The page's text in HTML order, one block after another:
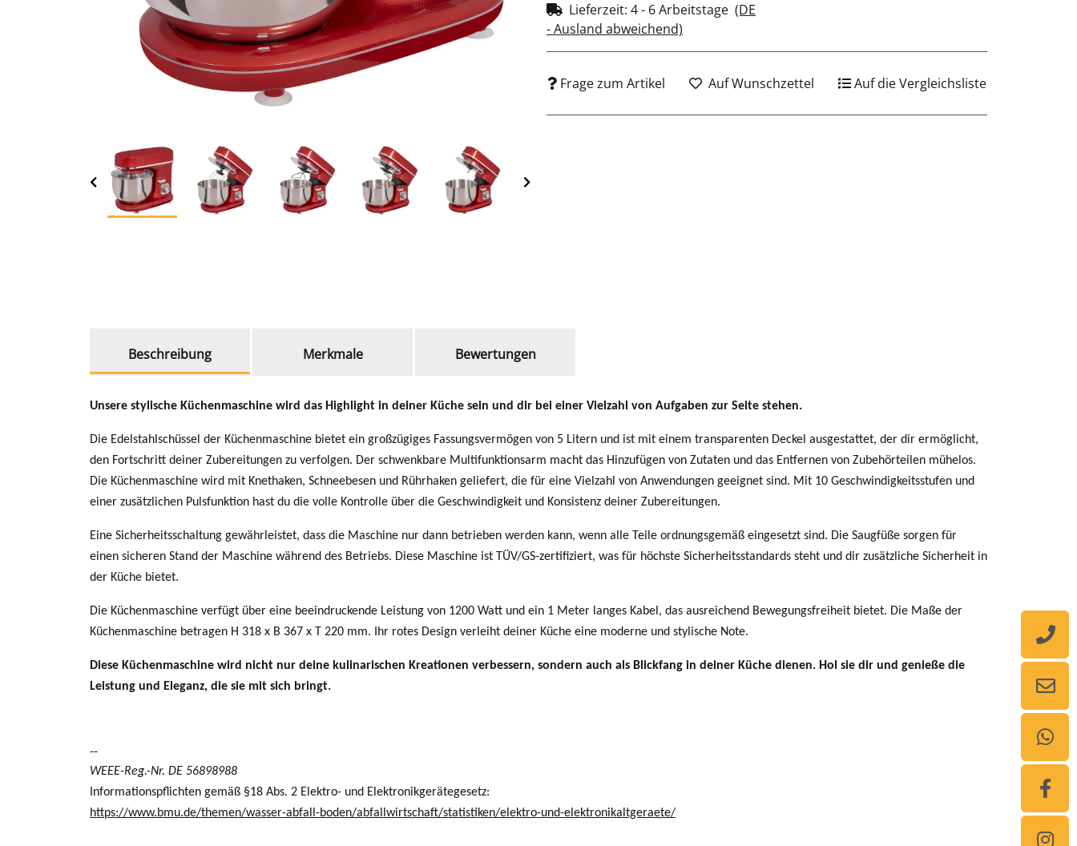
Lieferzeit: 4 - 6 Arbeitstage (DE
- Ausland abweichend)
Frage zum Artikel Auf Wunschzettel Auf die Vergleichsliste
Beschreibung
Merkmale Bewertungen
Unsere stylische Küchenmaschine wird das Highlight in deiner Küche sein und dir bei einer Vielzahl von Aufgaben zur Seite stehen.
Die Edelstahlschüssel der Küchenmaschine bietet ein großzügiges Fassungsvermögen von 5 Litern und ist mit einem transparenten Deckel ausgestattet, der dir ermöglicht,
den Fortschritt deiner Zubereitungen zu verfolgen. Der schwenkbare Multifunktionsarm macht das Hinzufügen von Zutaten und das Entfernen von Zubehörteilen mühelos.
Die Küchenmaschine wird mit Knethaken, Schneebesen und Rührhaken geliefert, die für eine Vielzahl von Anwendungen geeignet sind. Mit 10 Geschwindigkeitsstufen und
einer zusätzlichen Pulsfunktion hast du die volle Kontrolle über die Geschwindigkeit und Konsistenz deiner Zubereitungen.
Eine Sicherheitsschaltung gewährleistet, dass die Maschine nur dann betrieben werden kann, wenn alle Teile ordnungsgemäß eingesetzt sind. Die Saugfüße sorgen für
einen sicheren Stand der Maschine während des Betriebs. Diese Maschine ist TÜV/GS-zertifiziert, was für höchste Sicherheitsstandards steht und dir zusätzliche Sicherheit in
der Küche bietet.
Die Küchenmaschine verfügt über eine beeindruckende Leistung von 1200 Watt und ein 1 Meter langes Kabel, das ausreichend Bewegungsfreiheit bietet. Die Maße der
Küchenmaschine betragen H 318 x B 367 x T 220 mm. Ihr rotes Design verleiht deiner Küche eine moderne und stylische Note.
Diese Küchenmaschine wird nicht nur deine kulinarischen Kreationen verbessern, sondern auch als Blickfang in deiner Küche dienen. Hol sie dir und genieße die
Leistung und Eleganz, die sie mit sich bringt.
--
WEEE-Reg.-Nr. DE 56898988
Informationspflichten gemäß §18 Abs. 2 Elektro- und Elektronikgerätegesetz:
https://www.bmu.de/themen/wasser-abfall-boden/abfallwirtschaft/statistiken/elektro-und-elektronikaltgeraete/